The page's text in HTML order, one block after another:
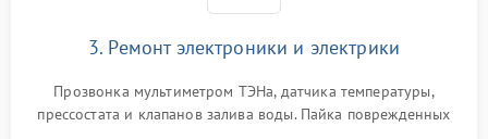
3. Ремонт электроники и электрики
Прозвонка мультиметром ТЭНа, датчика температуры,
прессостата и клапанов залива воды. Пайка поврежденных